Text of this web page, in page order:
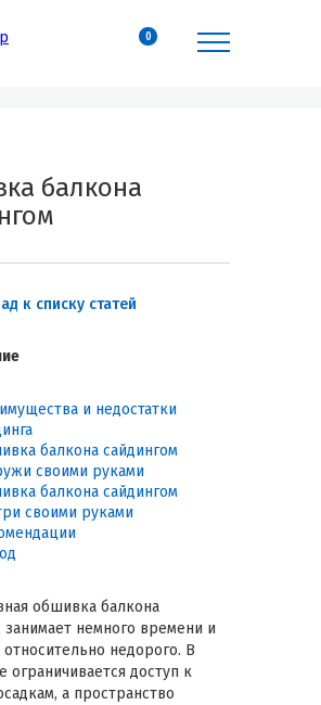
0
балкона
к списку статей
и недостатки
балкона сайдингом
своими руками
балкона сайдингом
своими руками
обшивка балкона
занимает немного времени и
относительно недорого. В
ограничивается доступ к
а пространство